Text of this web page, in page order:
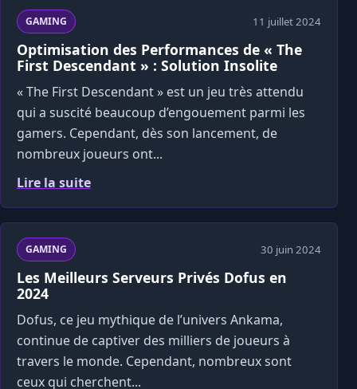
GAMING 11 juillet 2024
Optimisation des Performances de « The
First Descendant » : Solution Insolite
« The First Descendant » est un jeu très attendu
qui a suscité beaucoup d’engouement parmi les
gamers. Cependant, dès son lancement, de
nombreux joueurs ont...
Lire la suite
GAMING 30 juin 2024
Les Meilleurs Serveurs Privés Dofus en
2024
Dofus, ce jeu mythique de l’univers Ankama,
continue de captiver des milliers de joueurs à
travers le monde. Cependant, nombreux sont
ceux qui cherchent...